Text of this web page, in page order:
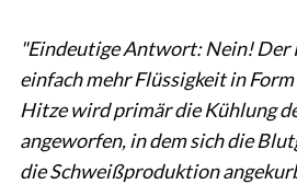
"Eindeutige Antwort: Nein!
einfach mehr Flüssigkeit in
Hitze wird primär die Kühlung
angeworfen, in dem sich die
die Schweißproduktion